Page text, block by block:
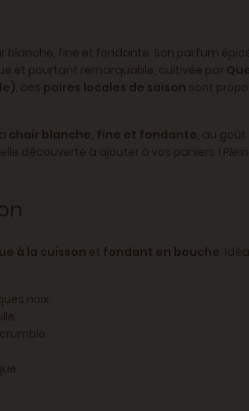
blanche, fine et fondante. Son parfum
et pourtant remarquable, cultivée par
, ces poires locales de saison sont
chair blanche, fine et fondante, au goût
découverte à ajouter à vos paniers !
à la cuisson et fondant en bouche.
noix.